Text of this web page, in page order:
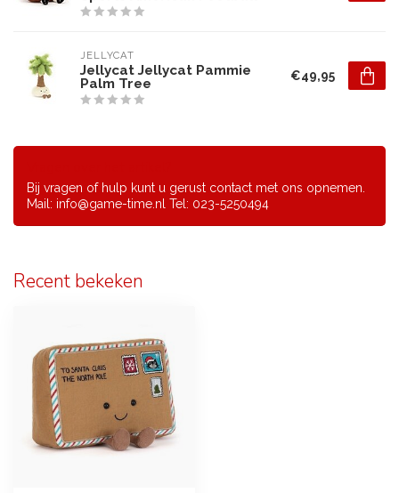
JELLYCAT
Jellycat Jellycat Pammie
Palm Tree
€49,95
Bij vragen of hulp kunt u gerust contact met ons opnemen.
Mail: info@game-time.nl Tel: 023-5250494
Recent bekeken